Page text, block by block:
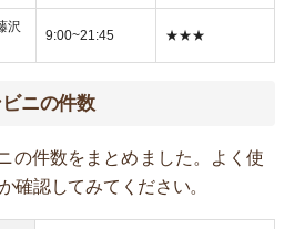
沢
9:00~21:45 ★★★
ニの件数
の件数をまとめました。よく使
確認してみてください。